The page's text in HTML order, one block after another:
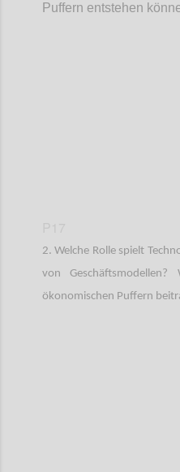
Puffern entstehen
2. Welche Rolle spielt
von
ökonomischen Puffern